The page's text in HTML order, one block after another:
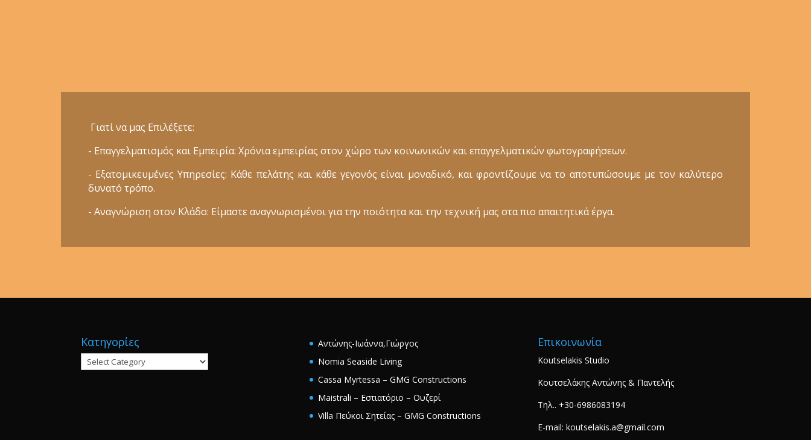
Γιατί να μας Επιλέξετε:
- Επαγγελματισμός και Εμπειρία: Χρόνια εμπειρίας στον χώρο των κοινωνικών και επαγγελματικών φωτογραφήσεων.
- Εξατομικευμένες Υπηρεσίες: Κάθε πελάτης και κάθε γεγονός είναι μοναδικό, και φροντίζουμε να το αποτυπώσουμε με τον καλύτερο
δυνατό τρόπο.
- Αναγνώριση στον Κλάδο: Είμαστε αναγνωρισμένοι για την ποιότητα και την τεχνική μας στα πιο απαιτητικά έργα.
Κατηγορίες
Κατηγορίες
Αντώνης-Ιωάννα,Γιώργος
Nomia Seaside Living
Cassa Myrtessa – GMG Constructions
Maistrali – Εστιατόριο – Ουζερί
Villa Πεύκοι Σητείας – GMG Constructions
Επικοινωνία
Koutselakis Studio
Κουτσελάκης Αντώνης & Παντελής
Τηλ.. +30-6986083194
E-mail: koutselakis.a@gmail.com